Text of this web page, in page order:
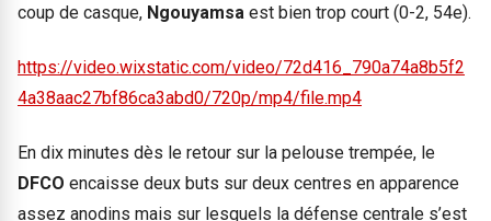
coup de casque, Ngouyamsa est bien trop court (0-2, 54e).
https://video.wixstatic.com/video/72d416_790a74a8b5f2
4a38aac27bf86ca3abd0/720p/mp4/file.mp4
En dix minutes dès le retour sur la pelouse trempée, le
DFCO encaisse deux buts sur deux centres en apparence
assez anodins mais sur lesquels la défense centrale s’est